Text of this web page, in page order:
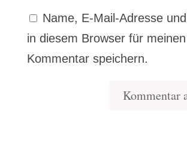
Name, E-Mail-Adresse
in diesem Browser für
Kommentar speichern.